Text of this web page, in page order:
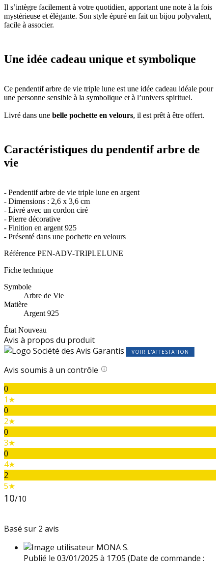
Il s’intègre facilement à votre quotidien, apportant une note à la fois
mystérieuse et élégante. Son style épuré en fait un bijou polyvalent,
facile à associer.
Une idée cadeau unique et symbolique
Ce pendentif arbre de vie triple lune est une idée cadeau idéale pour
une personne sensible à la symbolique et à l’univers spirituel.
Livré dans une belle pochette en velours, il est prêt à être offert.
Caractéristiques du pendentif arbre de
vie
- Pendentif arbre de vie triple lune en argent
- Dimensions : 2,6 x 3,6 cm
- Livré avec un cordon ciré
- Pierre décorative
- Finition en argent 925
- Présenté dans une pochette en velours
Référence PEN-ADV-TRIPLELUNE
Fiche technique
Symbole
Arbre de Vie
Matière
Argent 925
État Nouveau
Avis à propos du produit
VOIR L'ATTESTATION
Avis soumis à un contrôle
0
1★
0
2★
0
3★
0
4★
2
5★
10/10
Basé sur 2 avis
MONA S.
Publié le 03/01/2025 à 17:05 (Date de commande :